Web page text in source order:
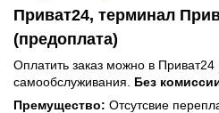
Приват24, терминал
(предоплата)
Оплатить заказ можно в
самообслуживания. Без
Премущество: Отсутсвие